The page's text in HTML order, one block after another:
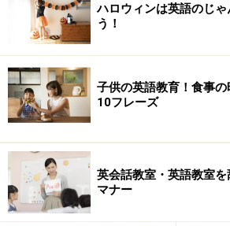
ハロウィンは英語のじ
う！
子供の英語教育！食事
10フレーズ
英会話教室・英語教室
マナー